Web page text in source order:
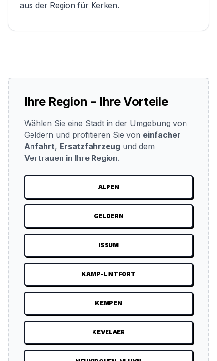
aus der Region für Kerken.
Ihre Region – Ihre Vorteile
Wählen Sie eine Stadt in der Umgebung von
Geldern und profitieren Sie von einfacher
Anfahrt, Ersatzfahrzeug und dem
Vertrauen in Ihre Region.
ALPEN
GELDERN
ISSUM
KAMP-LINTFORT
KEMPEN
KEVELAER